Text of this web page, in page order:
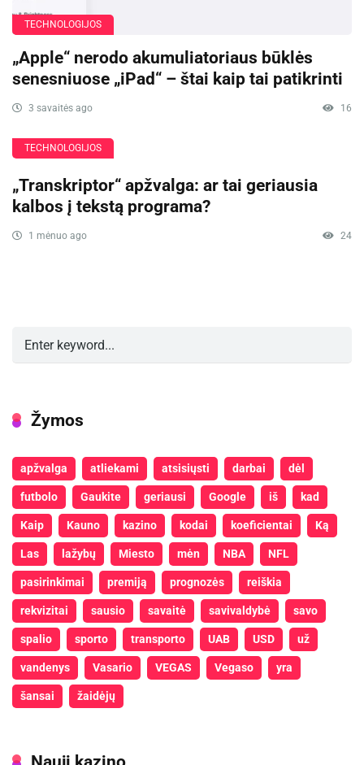
TECHNOLOGIJOS
„Apple“ nerodo akumuliatoriaus būklės
senesniuose „iPad“ – štai kaip tai patikrinti
3 savaitės ago 16
TECHNOLOGIJOS
„Transkriptor“ apžvalga: ar tai geriausia
kalbos į tekstą programa?
1 mėnuo ago 24
Žymos
apžvalga atliekami atsisiųsti darbai dėl
futbolo Gaukite geriausi Google iš kad
Kaip Kauno kazino kodai koeficientai Ką
Las lažybų Miesto mėn NBA NFL
pasirinkimai premiją prognozės reiškia
rekvizitai sausio savaitė savivaldybė savo
spalio sporto transporto UAB USD už
vandenys Vasario VEGAS Vegaso yra
šansai žaidėjų